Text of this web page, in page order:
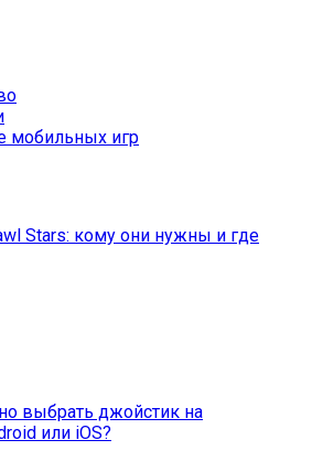
мобильных игр
Stars: кому они нужны и где
выбрать джойстик на
или iOS?